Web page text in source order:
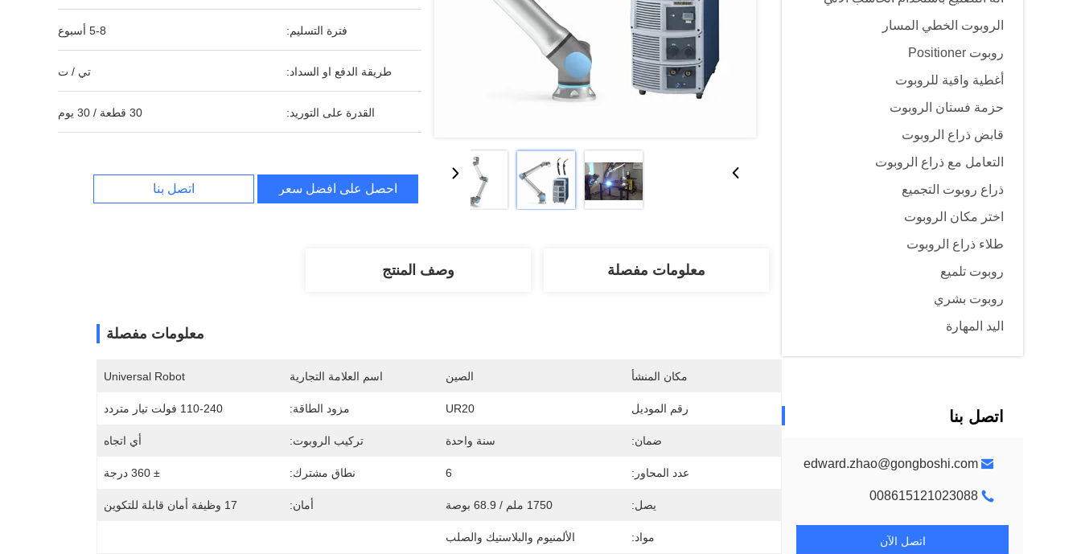
الروبوت الخطي المسار
روبوت Positioner
أغطية واقية للروبوت
حزمة فستان الروبوت
قابض ذراع الروبوت
التعامل مع ذراع الروبوت
ذراع روبوت التجميع
اختر مكان الروبوت
طلاء ذراع الروبوت
روبوت تلميع
روبوت بشري
اليد المهارة
اتصل بنا
edward.zhao@gongboshi.com
008615121023088
اتصل الآن
فترة التسليم: 5-8 أسبوع
طريقة الدفع او السداد: تي / ت
القدرة على التوريد: 30 قطعة / 30 يوم
احصل على افضل سعر اتصل بنا
معلومات مفصلة وصف المنتج
معلومات مفصلة
مكان المنشأ الصين اسم العلامة التجارية Universal Robot
رقم الموديل UR20 مزود الطاقة: 110-240 فولت تيار متردد
ضمان: سنة واحدة تركيب الروبوت: أي اتجاه
عدد المحاور: 6 نطاق مشترك: ± 360 درجة
يصل: 1750 ملم / 68.9 بوصة أمان: 17 وظيفة أمان قابلة للتكوين
مواد: الألمنيوم والبلاستيك والصلب